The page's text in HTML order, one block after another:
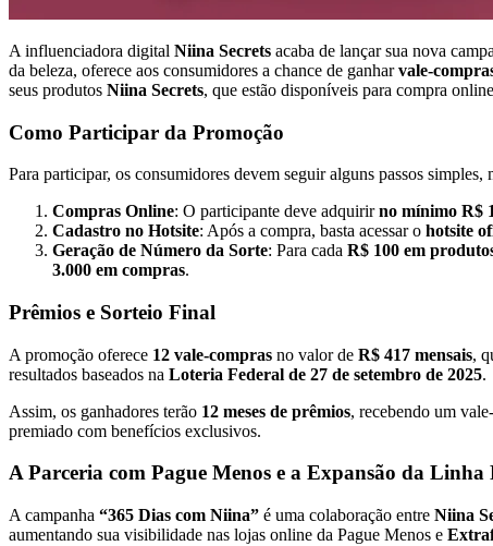
A influenciadora digital Niina Secrets acaba de lançar sua nova
da beleza, oferece aos consumidores a chance de ganharvale-
seus produtos Niina Secrets, que estão disponíveis para compra
Como Participar da Promoção
Para participar, os consumidores devem seguir alguns passos simples,
Compras Online: O participante deve adquirirno mínimo R$
Cadastro no Hotsite: Após a compra, basta acessar o hotsite
Geração de Número da Sorte: Para cada R$ 100 em
3.000 em compras.
Prêmios e Sorteio Final
A promoção oferece 12 vale-compras no valor de R$ 417 mensais,
resultados baseados na Loteria Federal de 27 de setembro de 2025.
Assim, os ganhadores terão 12 meses de prêmios, recebendo um
premiado com benefícios exclusivos.
A Parceria com Pague Menos e a Expansão da Linha
A campanha “365 Dias com Niina” é uma colaboração entre Niina
aumentando sua visibilidade nas lojas online da Pague Menos e